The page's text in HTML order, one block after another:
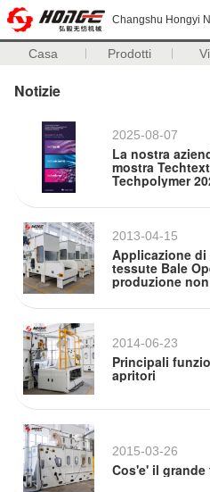
Changshu Hongyi
Casa Prodotti
Notizie
2025-08-07
La nostra
mostra
Techpolymer
2013-04-15
Applicazione
tessute Bale
produzione
2014-06-23
Principali
apritori
2015-03-26
Cos'e' il